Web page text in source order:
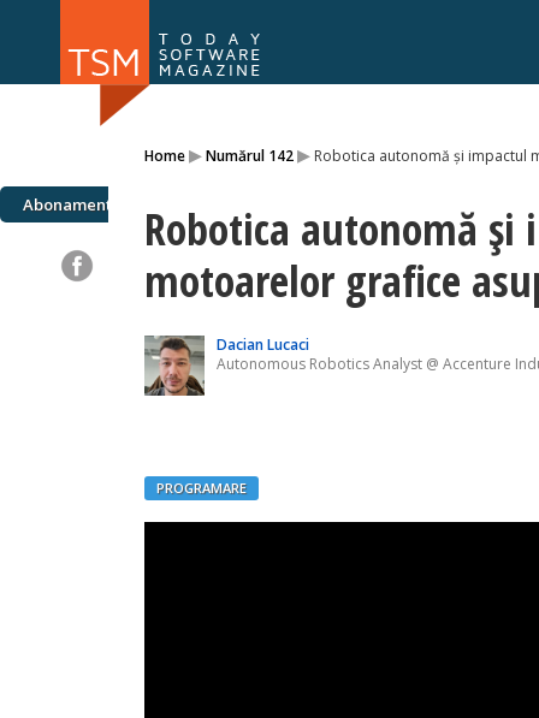
Home▸Numărul 142▸ Robotica autonomă și impactul
Abonamente
Robotica autonomă și
motoarelor grafice
Dacian Lucaci
Autonomous Robotics Analyst @ Accenture
PROGRAMARE